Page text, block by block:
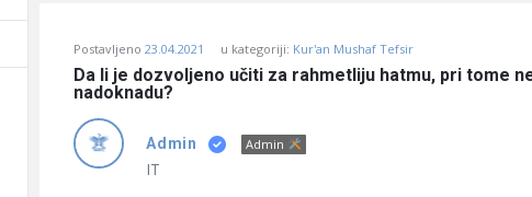
Postavljeno 23.04.2021 u kategoriji: Kur'an Mushaf Tefsir
Da li je dozvoljeno učiti za rahmetliju hatmu, pri tome
nadoknadu?
Admin Admin
IT